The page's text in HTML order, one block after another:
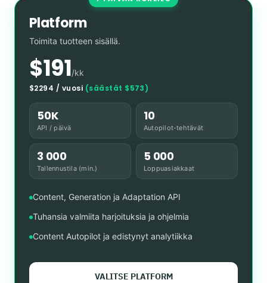
Platform
Toimita tuotteen sisällä.
$191/kk
$2294 / vuosi (säästät $573)
50K
API / päivä
10
Autopilot-tehtävät
3 000
Tallennustila (min.)
5 000
Loppuasiakkaat
Content, Generation ja Adaptation API
Tuhansia valmiita harjoituksia ja ohjelmia
Content Autopilot ja edistynyt analytiikka
VALITSE PLATFORM